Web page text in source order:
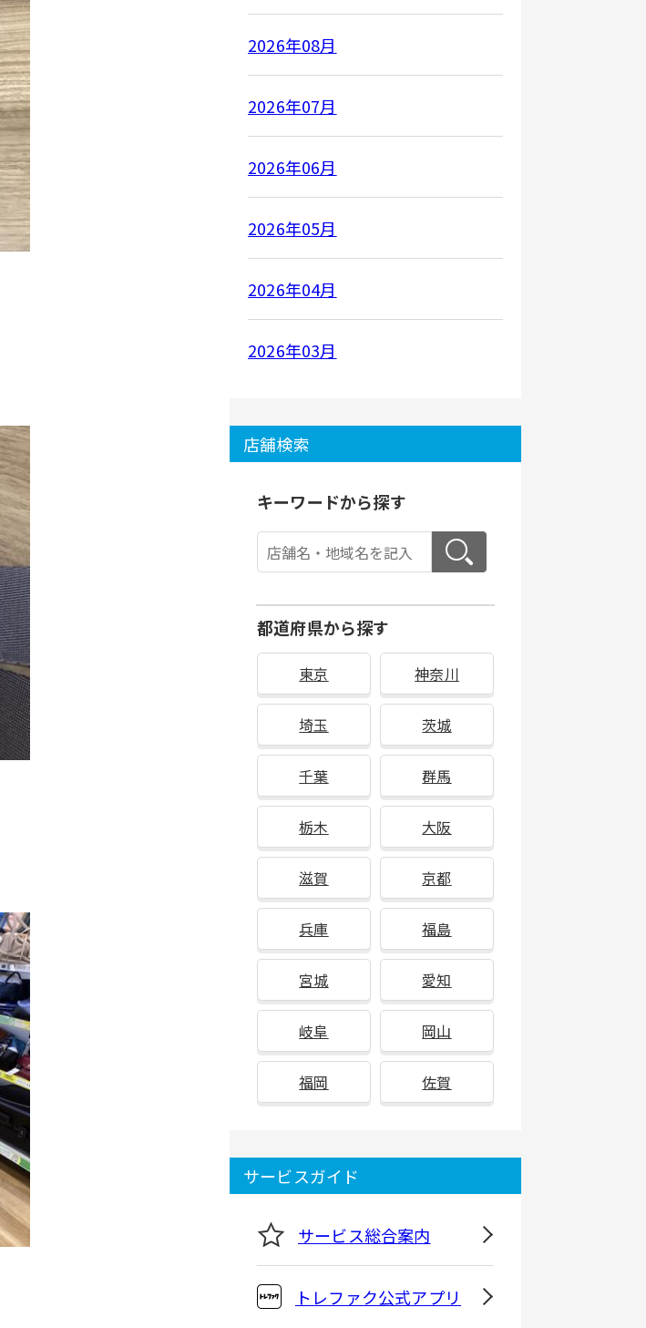
2026年08月
2026年07月
2026年06月
2026年05月
2026年04月
2026年03月
店舗検索
キーワードから探す
都道府県から探す
東京 神奈川
埼玉 茨城
千葉 群馬
栃木 大阪
滋賀 京都
兵庫 福島
宮城 愛知
岐阜 岡山
福岡 佐賀
サービスガイド
サービス総合案内
トレファク公式アプリ